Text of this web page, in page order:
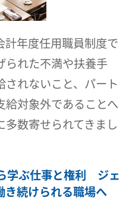
計年度任用職員制度で
られた不満や扶養手
れないこと、パート
給対象外であることへ
数寄せられてきまし
学ぶ仕事と権利 ジェ
き続けられる職場へ